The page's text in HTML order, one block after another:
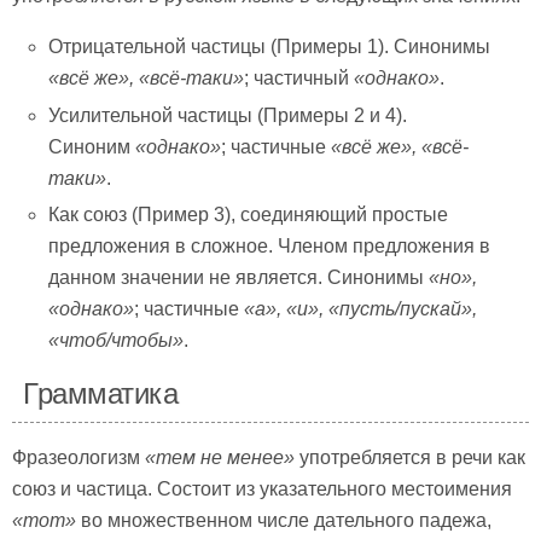
Отрицательной частицы (Примеры 1). Синонимы
«всё же», «всё-таки»; частичный«однако».
Усилительной частицы (Примеры 2 и 4).
Синоним«однако»; частичные«всё же», «всё-
таки».
Как союз (Пример 3), соединяющий простые
предложения в сложное. Членом предложения в
данном значении не является. Синонимы«но»,
«однако»; частичные«а», «и», «пусть/пускай»,
«чтоб/чтобы».
Грамматика
Фразеологизм «тем не менее» употребляется в речи как
союз и частица. Состоит из указательного местоимения
«тот» во множественном числе дательного падежа,